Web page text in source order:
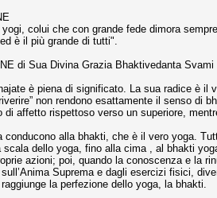
colui che con grande fede dimora
è il più grande di tutti".
di Sua Divina Grazia Bhaktivedanta Svami
è piena di significato. La sua radice è il
non rendono esattamente il senso
di affetto rispettoso verso un superiore,
conducono alla bhakti, che è il vero yoga.
scala dello yoga, fino alla cima , al bhakti
azioni; poi, quando la conoscenza e la
Suprema e dagli esercizi fisici,
la perfezione dello yoga, la bhakti.